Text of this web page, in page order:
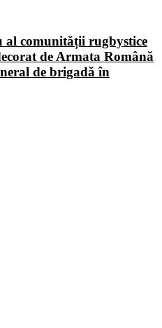
al comunității rugbystice
de Armata Română
de brigadă în